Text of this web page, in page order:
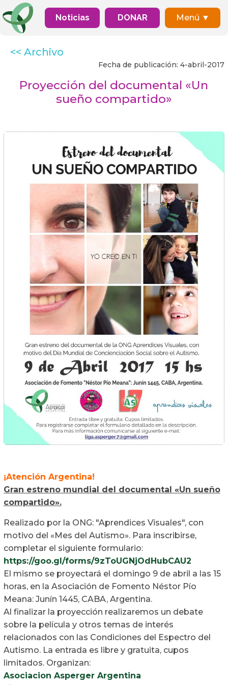
Noticias DONAR Menú ▼
<< Archivo
Fecha de publicación: 4-abril-2017
Proyección del documental «Un
sueño compartido»
¡Atención Argentina!
Gran estreno mundial del documental «Un sueño
compartido».
Realizado por la ONG: "Aprendices Visuales", con
motivo del «Mes del Autismo». Para inscribirse,
completar el siguiente formulario:
https://goo.gl/forms/9zToUGNjOdHubCAU2
El mismo se proyectará el domingo 9 de abril a las 15
horas, en la Asociación de Fomento Néstor Pío
Meana: Junín 1445, CABA, Argentina.
Al finalizar la proyección realizaremos un debate
sobre la película y otros temas de interés
relacionados con las Condiciones del Espectro del
Autismo. La entrada es libre y gratuita, cupos
limitados. Organizan:
Asociacion Asperger Argentina